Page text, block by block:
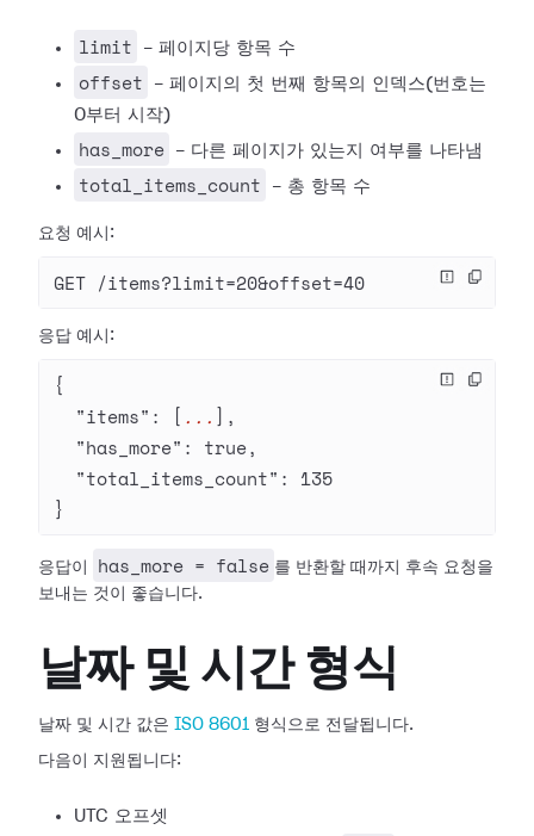
limit - 페이지당 항목 수
offset
- 페이지의 첫 번째 항목의 인덱스(번호는
0부터 시작)
has_more - 다른 페이지가 있는지 여부를 나타냄
total_items_count - 총 항목 수
요청 예시:
GET /items?limit=20&offset=40
응답 예시:
{
  "items"
: [ ... ],
  "has_more"
: true,
  "total_items_count"
: 135
}
응답이 has_more = false 를 반환할 때까지 후속 요청을
보내는 것이 좋습니다.
날짜 및 시간 형식
날짜 및 시간 값은 ISO 8601 형식으로 전달됩니다.
다음이 지원됩니다:
UTC 오프셋